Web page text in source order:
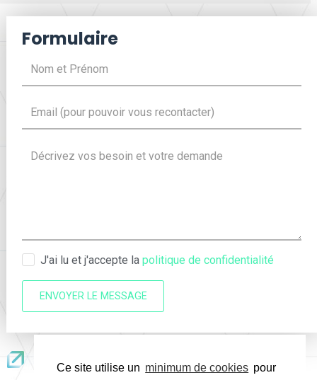
Ce site utilise un minimum de cookies pour
Formulaire
J'ai lu et j'accepte lapolitique de confidentialité
ENVOYER LE MESSAGE